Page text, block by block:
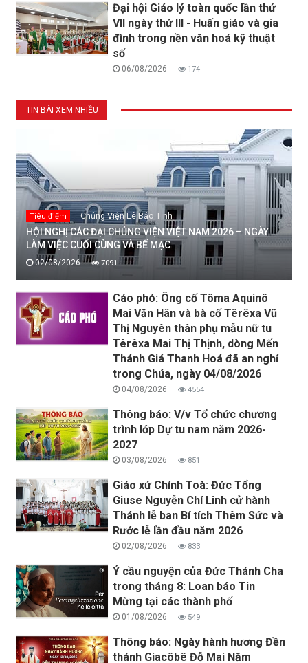
Đại hội Giáo lý toàn quốc lần thứ
VII ngày thứ III - Huấn giáo và gia
đình trong nền văn hoá kỹ thuật
số
06/08/2026 174
TIN BÀI XEM NHIỀU
Tiêu điểm Chủng Viện Lê Bảo Tịnh
HỘI NGHỊ CÁC ĐẠI CHỦNG VIỆN VIỆT NAM 2026 – NGÀY
LÀM VIỆC CUỐI CÙNG VÀ BẾ MẠC
02/08/2026 7091
Cáo phó: Ông cố Tôma Aquinô
Mai Văn Hân và bà cố Têrêxa Vũ
Thị Nguyên thân phụ mẫu nữ tu
Têrêxa Mai Thị Thịnh, dòng Mến
Thánh Giá Thanh Hoá đã an nghỉ
trong Chúa, ngày 04/08/2026
04/08/2026 4554
Thông báo: V/v Tổ chức chương
trình lớp Dự tu nam năm 2026-
2027
03/08/2026 851
Giáo xứ Chính Toà: Đức Tổng
Giuse Nguyễn Chí Linh cử hành
Thánh lễ ban Bí tích Thêm Sức và
Rước lễ lần đầu năm 2026
02/08/2026 833
Ý cầu nguyện của Đức Thánh Cha
trong tháng 8: Loan báo Tin
Mừng tại các thành phố
01/08/2026 549
Thông báo: Ngày hành hương Đền
thánh Giacôbê Đỗ Mai Năm